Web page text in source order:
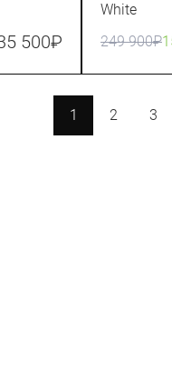
500₽
White
249 900₽
1 2 3